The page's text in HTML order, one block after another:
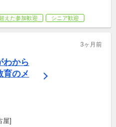
えた参加歓迎 シニア歓迎
3ヶ月前
わから
育のメ
屋]